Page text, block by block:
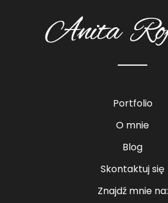
Portfolio
O mnie
Blog
Skontaktuj się
Znajdź mnie na: